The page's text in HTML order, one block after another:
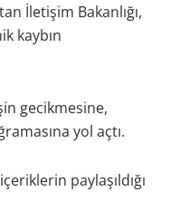
İletişim Bakanlığı,
kaybın
gecikmesine,
yol açtı.
paylaşıldığı